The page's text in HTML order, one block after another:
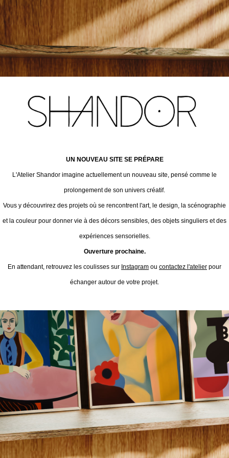
UN NOUVEAU SITE SE PRÉPARE
L'Atelier Shandor imagine actuellement un nouveau site, pensé comme le
prolongement de son univers créatif.
Vous y découvrirez des projets où se rencontrent l'art, le design, la scénographie
et la couleur pour donner vie à des décors sensibles, des objets singuliers et des
expériences sensorielles.
Ouverture prochaine.
En attendant, retrouvez les coulisses sur Instagram ou contactez l'atelier pour
échanger autour de votre projet.